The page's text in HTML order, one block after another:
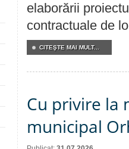
elaborării
contractuale de
CITEŞTE MAI MULT...
Cu privire la
municipal